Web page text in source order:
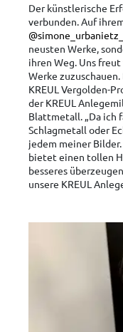
Der künstlerische
verbunden. Auf
neusten Werke,
ihren Weg. Uns
Werke
KREUL Vergolden-
der KREUL
Blattmetall. „Da ich
Schlagmetall oder
jedem meiner
bietet einen tollen
besseres
unsere KREUL